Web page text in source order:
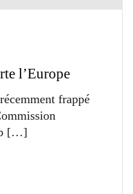
l’Europe
frappé